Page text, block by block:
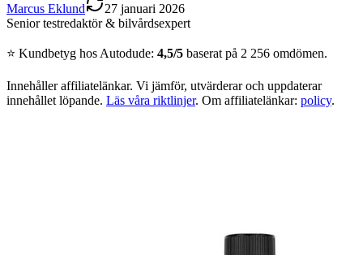
Marcus Eklund
27 januari 2026
Senior testredaktör & bilvårdsexpert
⭐ Kundbetyg hos Autodude: 4,5/5 baserat på 2 256 omdömen.
Innehåller affiliatelänkar. Vi jämför, utvärderar och uppdaterar
innehållet löpande. Läs våra riktlinjer. Om affiliatelänkar: policy.